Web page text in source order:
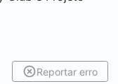
Reportar erro